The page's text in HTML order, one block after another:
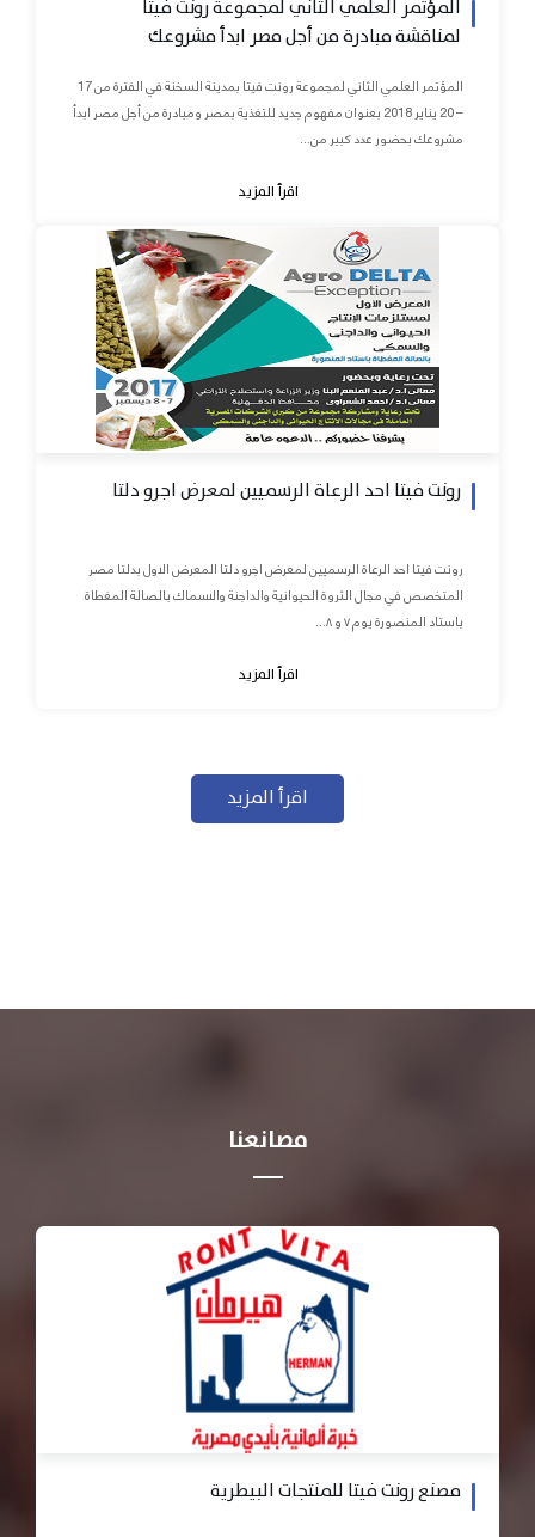
المؤتمر العلمي الثاني لمجموعة رونت فيتا
لمناقشة مبادرة من أجل مصر ابدأ مشروعك
المؤتمر العلمي الثاني لمجموعة رونت فيتا بمدينة السخنة في الفترة من 17
– 20 يناير 2018 بعنوان مفهوم جديد للتغذية بمصر ومبادرة من أجل مصر ابدأ
مشروعك بحضور عدد كبير من...
اقرأ المزيد
رونت فيتا احد الرعاة الرسميين لمعرض اجرو دلتا
رونت فيتا احد الرعاة الرسميين لمعرض اجرو دلتا المعرض الاول بدلتا مصر
المتخصص في مجال الثروة الحيوانية والداجنة والاسماك بالصالة المغطاة
باستاد المنصورة يوم ٧ و ٨...
اقرأ المزيد
اقرأ المزيد
مصانعنا
مصنع رونت فيتا للمنتجات البيطرية